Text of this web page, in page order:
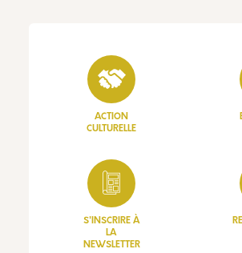
ACTION
CULTURELLE
S'INSCRIRE À
LA
NEWSLETTER